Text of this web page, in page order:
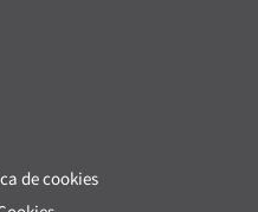
de cookies